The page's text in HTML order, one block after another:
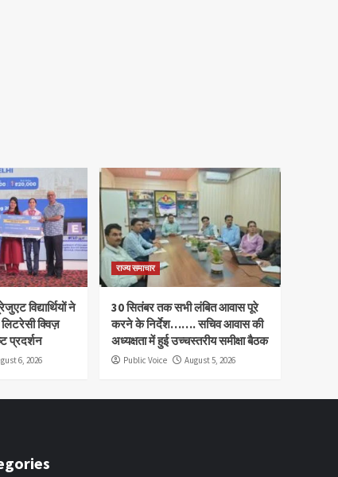
विद्यार्थियों ने
क्विज़
प्रदर्शन
6, 2026
राज्य समाचार
30 सितंबर तक सभी लंबित आवास पूरे
करने के निर्देश……. सचिव आवास की
अध्यक्षता में हुई उच्चस्तरीय समीक्षा बैठक
Public Voice August 5, 2026